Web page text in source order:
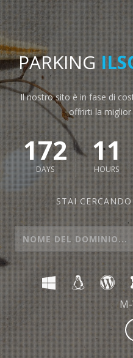
PARKING
Il nostro sito è in fase di
offrirti la miglior
172
DAYS
11
HOURS
STAI